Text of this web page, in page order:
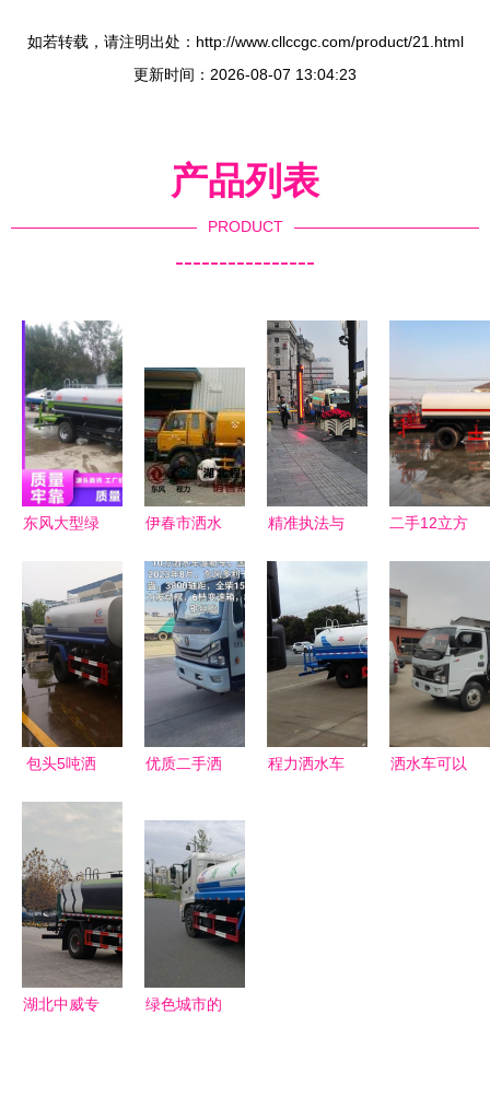
如若转载，请注明出处：http://www.cllccgc.com/product/21.html
更新时间：2026-08-07 13:04:23
产品列表
PRODUCT
----------------
东风大型绿
车产品信息
伊春市洒水
家选购指南
精准执法与
从“洒水车
驱赶商
贩”看城市
管理的温情
缺失
二手12立方
让，性能出
色助您高效
降尘洒水
包头5吨洒
用之选
优质二手洒
程力洒水车
洒水车可以
湖北中威专
绿色城市的